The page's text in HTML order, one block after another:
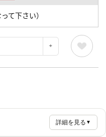
て下さい）
詳細を見る ▼